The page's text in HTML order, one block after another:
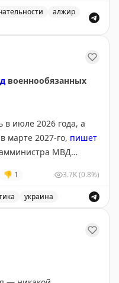
алжир
военнообязанных
июле 2026 года, а
марте 2027-го, пишет
МВД
защиты
или
издания,
а инициатором
👎 1 3.7K(0.8%)
украина